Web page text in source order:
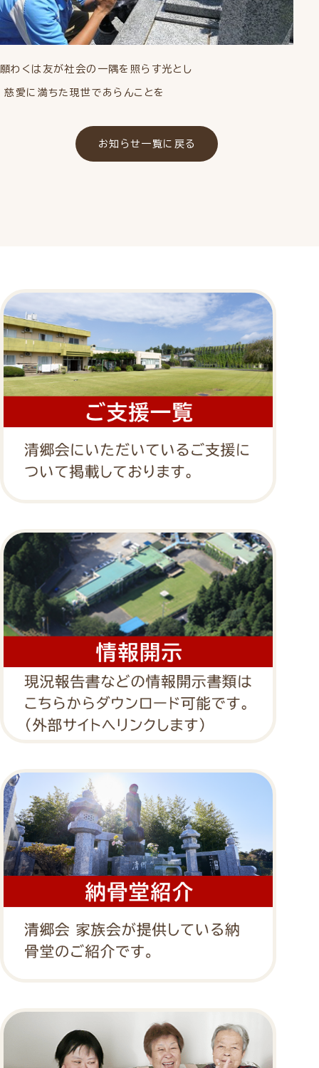
願わくは友が社会の一隅を照らす光とし
慈愛に満ちた現世であらんことを
お知らせ一覧に戻る